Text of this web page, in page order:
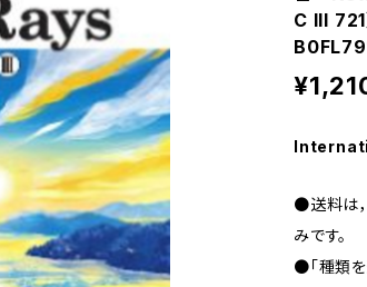
C III
●送料は
みです。
●「種類